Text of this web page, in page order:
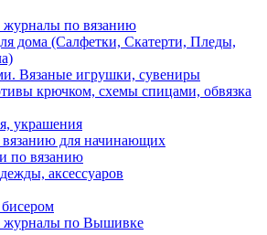
по вязанию
дома (Салфетки, Скатерти, Пледы,
Вязаные игрушки, сувениры
крючком, схемы спицами, обвязка
украшения
для начинающих
по вязанию
аксессуаров
по Вышивке